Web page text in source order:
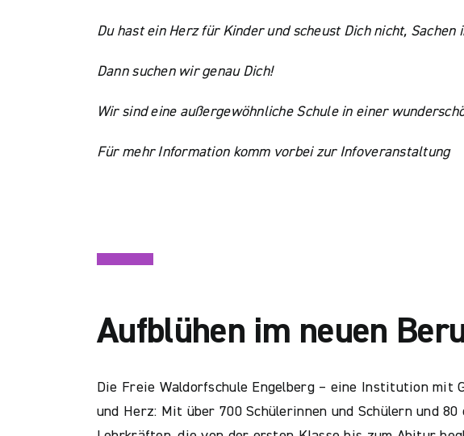
Du hast ein Herz für Kinder und scheust Dich nicht, Sachen
Dann suchen wir genau Dich!
Wir sind eine außergewöhnliche Schule in einer
Für mehr Information komm vorbei zur Infoveranstaltung
Aufblühen im neuen
Die Freie Waldorfschule Engelberg – eine Institution mit
und Herz: Mit über 700 Schülerinnen und Schülern und